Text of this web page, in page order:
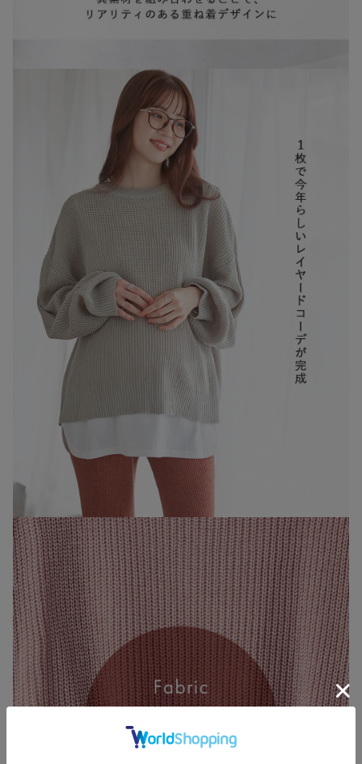
お買い物を続ける カートへ進む
RELATED ITEMS
関連商品
1